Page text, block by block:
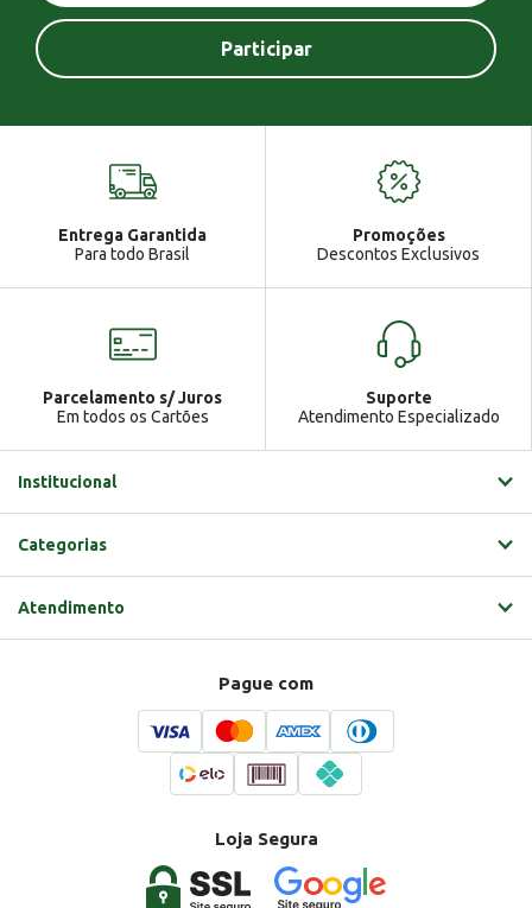
Entrega Garantida
Para todo Brasil
Promoções
Descontos Exclusivos
Parcelamento s/ Juros
Em todos os Cartões
Suporte
Atendimento Especializado
Institucional
Categorias
Atendimento
Pague com
Loja Segura
Você tem uma mensagem!
Ga Atendimento
Gabrielle